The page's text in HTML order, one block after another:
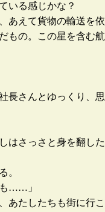
いる感じかな？
えて貨物の輸送を
の。この星を含む
長さんとゆっくり、
さっさと身を翻し
。
も……」
あたしたちも街に行こ